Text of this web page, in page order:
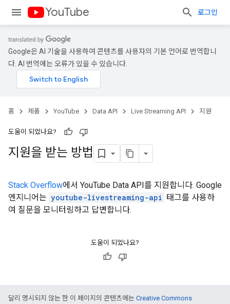
YouTube 로그인
Google은 AI 기술을 사용하여 콘텐츠를 사용자의 기본 언어로 번역합니
다. AI 번역에는 오류가 있을 수 있습니다.
홈 제품 YouTube Data API Live Streaming API 지원
도움이 되었나요?
지원을 받는 방법
Stack Overflow에서 YouTube Data API를 지원합니다. Google
엔지니어는 youtube-livestreaming-api 태그를 사용하
여 질문을 모니터링하고 답변합니다.
도움이 되었나요?
달리 명시되지 않는 한 이 페이지의 콘텐츠에는 Creative Commons